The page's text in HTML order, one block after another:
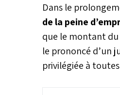
Dans le
de la peine
que le montant
le prononcé d’un
privilégiée à